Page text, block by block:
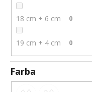
18 cm + 6 cm 0
19 cm + 4 cm 0
Farba